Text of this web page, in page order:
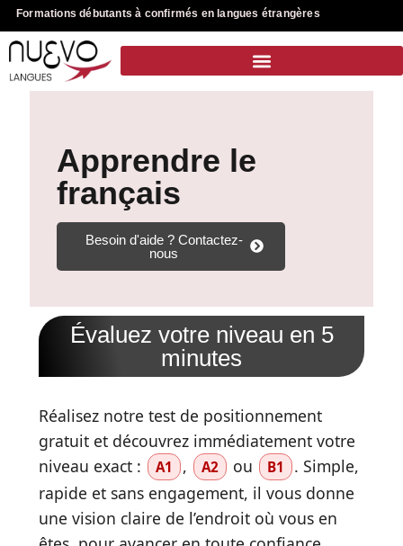
Formations débutants à confirmés en langues étrangères
Apprendre le
français
Besoin d'aide ? Contactez-
nous
Évaluez votre niveau en 5
minutes
Réalisez notre test de positionnement
gratuit et découvrez immédiatement votre
niveau exact :
A1 , A2 ou B1
. Simple,
rapide et sans engagement, il vous donne
une vision claire de l’endroit où vous en